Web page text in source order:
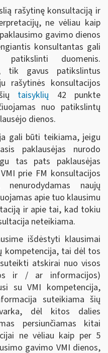
rašytinę konsultaciją ir
ne vėliau kaip
gavimo dienos
konsultantas gali
patikslinti duomenis.
tik gavus patikslintus
rašytinės konsultacijos
taisyklių 42 punkte
nuo patikslintų
dienos.
gali būti teikiama, jeigu
paklausėjas nurodo
tas pats paklausėjas
prie FM konsultacijos
naujų
apie tuo klausimu
ir apie tai, kad tokiu
neteikiama.
išdėstyti klausimai
kompetencija, tai dėl tos
atskirai nuo visos
ir / ar informacijos)
su VMI kompetencija,
suteikiama šių
dėl kitos dalies
persiunčiamas kitai
ne vėliau kaip per 5
gavimo VMI dienos,